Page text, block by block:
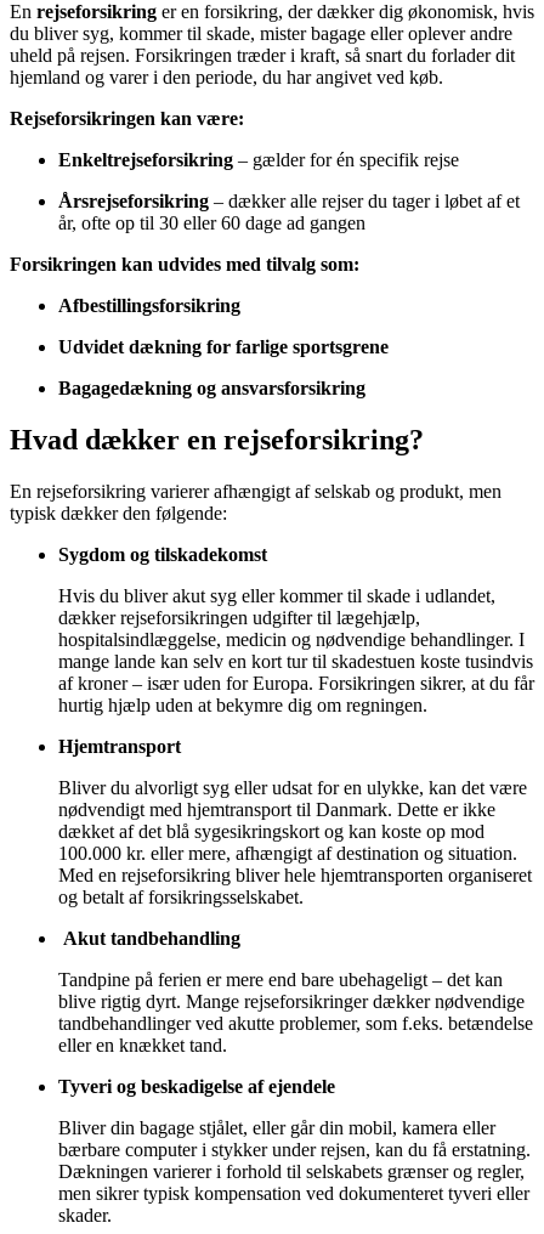
En rejseforsikring er en forsikring, der dækker dig økonomisk, hvis
du bliver syg, kommer til skade, mister bagage eller oplever andre
uheld på rejsen. Forsikringen træder i kraft, så snart du forlader dit
hjemland og varer i den periode, du har angivet ved køb.
Rejseforsikringen kan være:
Enkeltrejseforsikring – gælder for én specifik rejse
Årsrejseforsikring – dækker alle rejser du tager i løbet af et
år, ofte op til 30 eller 60 dage ad gangen
Forsikringen kan udvides med tilvalg som:
Afbestillingsforsikring
Udvidet dækning for farlige sportsgrene
Bagagedækning og ansvarsforsikring
Hvad dækker en rejseforsikring?
En rejseforsikring varierer afhængigt af selskab og produkt, men
typisk dækker den følgende:
Sygdom og tilskadekomst
Hvis du bliver akut syg eller kommer til skade i udlandet,
dækker rejseforsikringen udgifter til lægehjælp,
hospitalsindlæggelse, medicin og nødvendige behandlinger. I
mange lande kan selv en kort tur til skadestuen koste tusindvis
af kroner – især uden for Europa. Forsikringen sikrer, at du får
hurtig hjælp uden at bekymre dig om regningen.
Hjemtransport
Bliver du alvorligt syg eller udsat for en ulykke, kan det være
nødvendigt med hjemtransport til Danmark. Dette er ikke
dækket af det blå sygesikringskort og kan koste op mod
100.000 kr. eller mere, afhængigt af destination og situation.
Med en rejseforsikring bliver hele hjemtransporten organiseret
og betalt af forsikringsselskabet.
Akut tandbehandling
Tandpine på ferien er mere end bare ubehageligt – det kan
blive rigtig dyrt. Mange rejseforsikringer dækker nødvendige
tandbehandlinger ved akutte problemer, som f.eks. betændelse
eller en knækket tand.
Tyveri og beskadigelse af ejendele
Bliver din bagage stjålet, eller går din mobil, kamera eller
bærbare computer i stykker under rejsen, kan du få erstatning.
Dækningen varierer i forhold til selskabets grænser og regler,
men sikrer typisk kompensation ved dokumenteret tyveri eller
skader.